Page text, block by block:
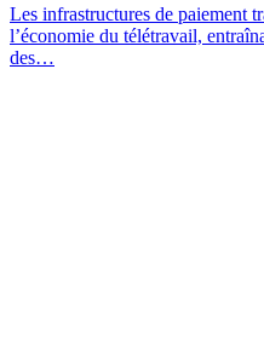
Les infrastructures de paiement
l’économie du télétravail,
des…